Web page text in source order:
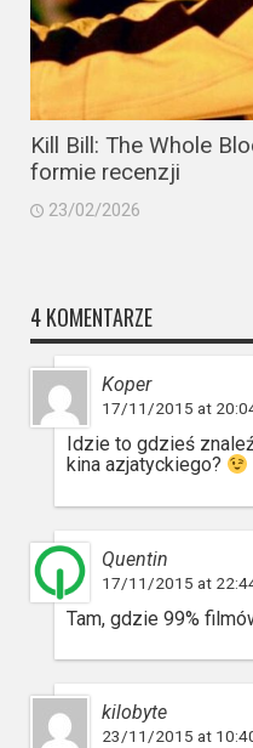
Kill Bill: The Whole
formie recenzji
23/02/2026
4 KOMENTARZE
Koper
17/11/2015 at
Idzie to gdzieś
kina azjatyckiego?
Quentin
17/11/2015 at
Tam, gdzie 99%
kilobyte
23/11/2015 at